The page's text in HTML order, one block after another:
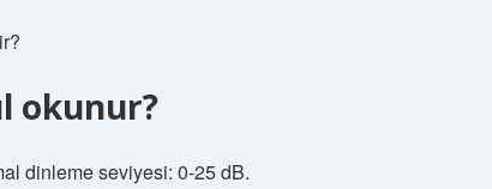
okunur?
dinleme seviyesi: 0-25 dB.